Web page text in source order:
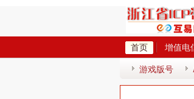
首页 增值电
热
游戏版号